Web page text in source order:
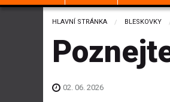
HLAVNÍ STRÁNKA BLESKOVKY
02. 06. 2026